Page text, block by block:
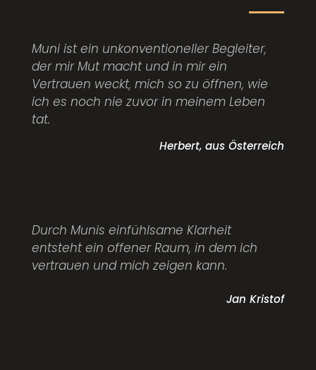
Muni ist ein unkonventioneller Begleiter,
der mir Mut macht und in mir ein
Vertrauen weckt, mich so zu öffnen, wie
ich es noch nie zuvor in meinem Leben
tat.
Herbert, aus Österreich
Durch Munis einfühlsame Klarheit
entsteht ein offener Raum, in dem ich
vertrauen und mich zeigen kann.
Jan Kristof